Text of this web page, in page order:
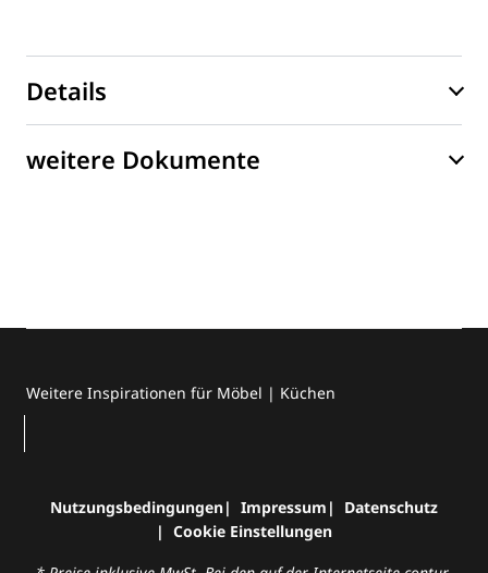
Details
weitere Dokumente
Weitere Inspirationen für Möbel | Küchen
Nutzungsbedingungen Impressum
Datenschutz
Cookie Einstellungen